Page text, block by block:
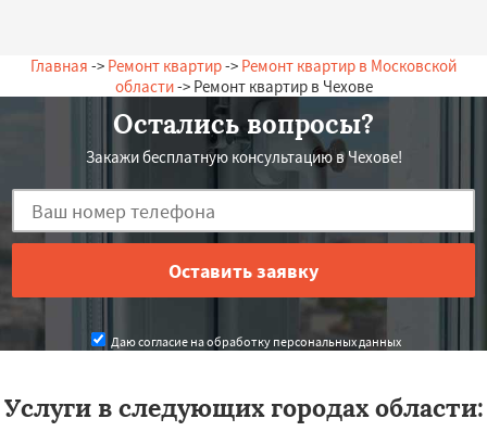
Главная -> Ремонт квартир-> Ремонт квартир в Московской
области-> Ремонт квартир в Чехове
Остались вопросы?
Закажи бесплатную консультацию в Чехове!
Даю согласие на обработку персональных данных
Услуги в следующих городах области: